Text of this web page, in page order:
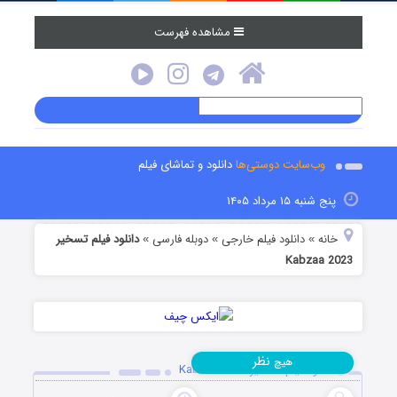
مشاهده فهرست
وب‌سایت دوستی‌هادانلود و تماشای فیلم
پنج شنبه ۱۵ مرداد ۱۴۰۵
خانه »دانلود فیلم خارجی »دوبله فارسی »دانلود فیلم تسخیر
Kabzaa 2023
دانلود فیلم تسخیر Kabzaa 2023
هیچ نظر